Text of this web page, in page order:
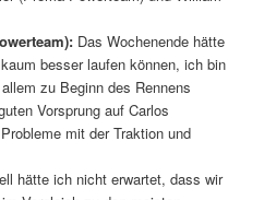
Das Wochenende hätte
besser laufen können, ich bin
zu Beginn des Rennens
Vorsprung auf Carlos
mit der Traktion und
hätte ich nicht erwartet, dass wir